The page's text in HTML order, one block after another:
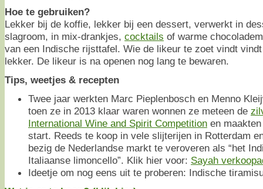
Hoe te gebruiken?
Lekker bij de koffie, lekker bij een dessert, verwerkt in
slagroom, in mix-drankjes, cocktails of warme
van een Indische rijsttafel. Wie de likeur te zoet vindt
lekker. De likeur is na openen nog lang te bewaren.
Tips, weetjes & recepten
Twee jaar werkten Marc Pieplenbosch en Menno
toen ze in 2013 klaar waren wonnen ze meteen de
International Wine and Spirit Competition en
start. Reeds te koop in vele slijterijen in Rotterdam
bezig de Nederlandse markt te veroveren als “het
Italiaanse limoncello”. Klik hier voor: Sayah
Ideetje om nog eens uit te proberen: Indische